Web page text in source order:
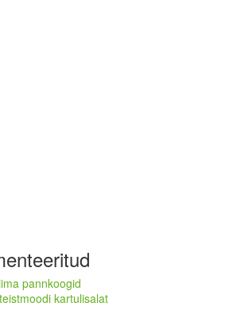
pannkoogid
kartulisalat